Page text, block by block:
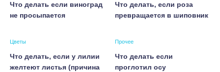
Что делать если виноград
не просыпается
Что делать, если роза
превращается в шиповник
Цветы
Что делать, если у лилии
желтеют листья (причина
Прочее
Что делать если
проглотил осу